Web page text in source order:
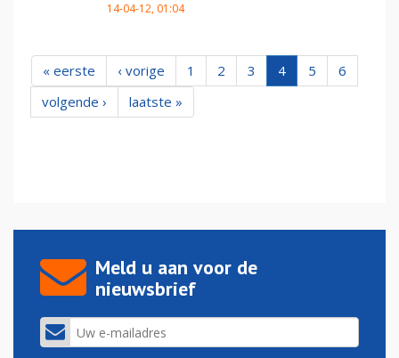
14-04-12, 01:04
« eerste ‹ vorige 1 2 3 4 5
6
volgende ›
laatste »
Meld u aan voor de
nieuwsbrief